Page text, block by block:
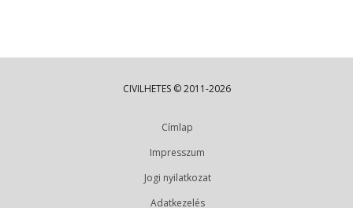
CIVILHETES © 2011-2026
Címlap
Impresszum
Jogi nyilatkozat
Adatkezelés